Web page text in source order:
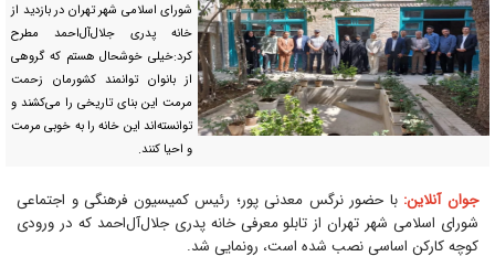
شورای اسلامی شهر تهران در بازدید از
خانه پدری جلال‌آل‌احمد مطرح
کرد:خیلی خوشحال هستم که گروهی
از بانوان توانمند کشورمان زحمت
مرمت این بنای تاریخی را می‌کشند و
توانسته‌اند این خانه را به خوبی مرمت
و احیا کنند.
جوان آنلاین: با حضور نرگس معدنی پور؛ رئیس کمیسیون فرهنگی و اجتماعی
شورای اسلامی شهر تهران از تابلو معرفی خانه پدری جلال‌آل‌احمد که در ورودی
کوچه کارکن اساسی نصب شده است، رونمایی شد.